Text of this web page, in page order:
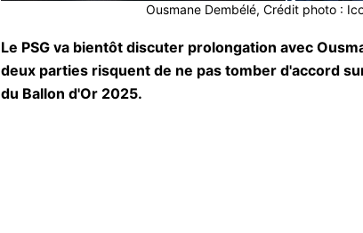
Ousmane Dembélé, Crédit photo :
Le PSG va bientôt discuter prolongation avec
deux parties risquent de ne pas tomber d'accord
du Ballon d'Or 2025.